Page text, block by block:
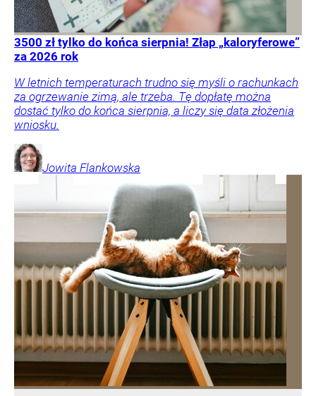
3500 zł tylko do końca sierpnia! Złap „kaloryferowe”
za 2026 rok
W letnich temperaturach trudno się myśli o rachunkach
za ogrzewanie zimą, ale trzeba. Tę dopłatę można
dostać tylko do końca sierpnia, a liczy się data złożenia
wniosku.
Jowita Flankowska